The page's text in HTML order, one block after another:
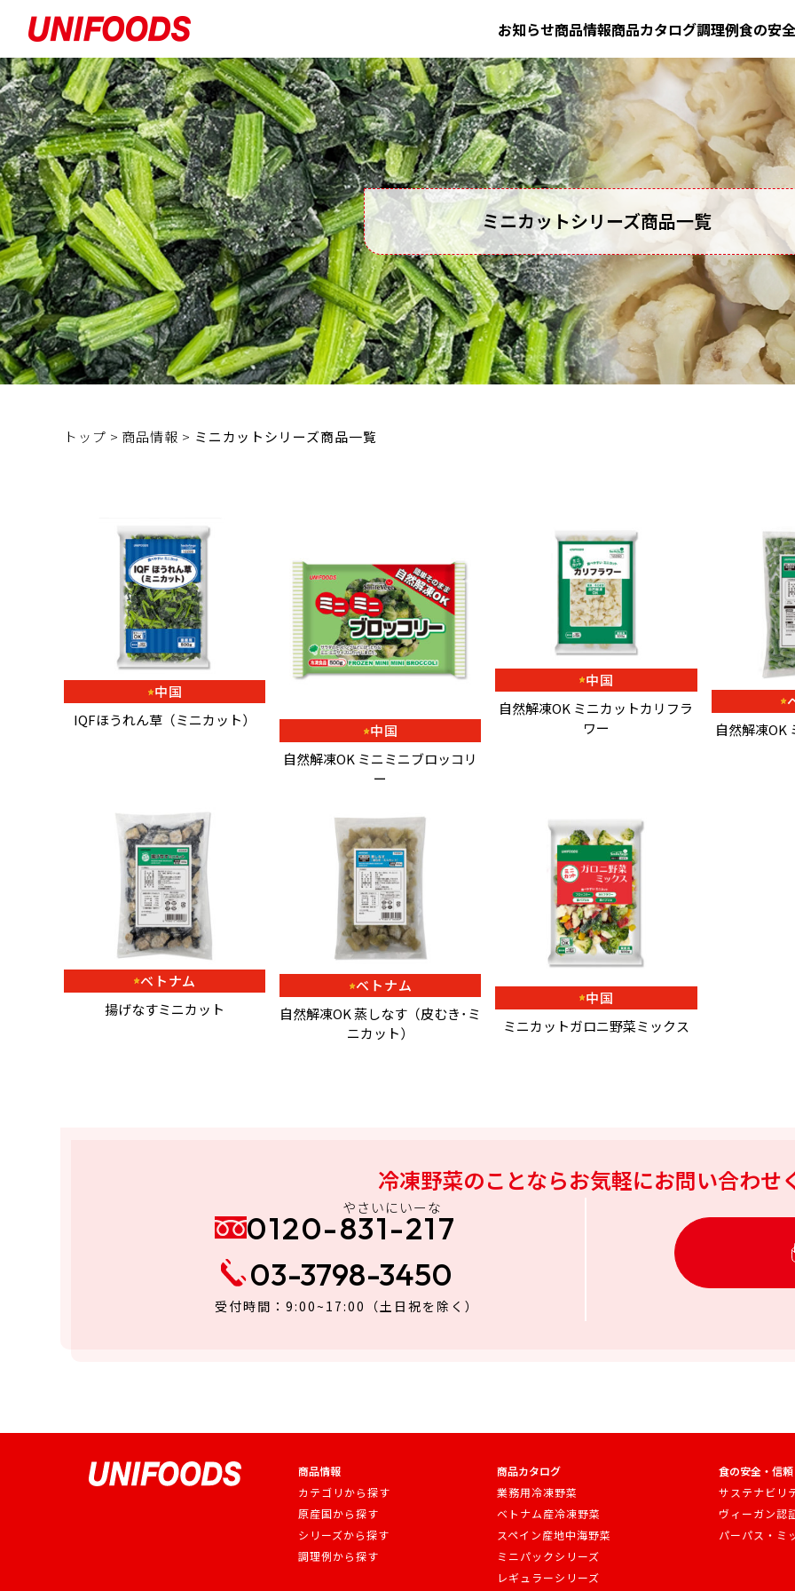
お知らせ商品情報商品カタログ調理例食の安
ミニカットシリーズ商品一覧
トップ > 商品情報 > ミニカットシリーズ商品一覧
中国
IQFほうれん草（ミニカット）
中国
自然解凍OK ミニミニブロッコリ
ー
中国
自然解凍OK ミニカットカリフラ
ワー
自然解凍OK
ベトナム
揚げなすミニカット
ベトナム
自然解凍OK 蒸しなす（皮むき･ミ
ニカット）
中国
ミニカットガロニ野菜ミックス
冷凍野菜のことならお気軽にお問い合わせ
0120-831-217
やさいにいーな
03-3798-3450
受付時間：9:00~17:00 （土日祝を除く）
商品情報
カテゴリから探す
原産国から探す
シリーズから探す
調理例から探す
商品カタログ
業務用冷凍野菜
ベトナム産冷凍野菜
スペイン産地中海野菜
ミニパックシリーズ
レギュラーシリーズ
食の安全・信頼
サステナビリ
ヴィーガン認
パーパス・ミ